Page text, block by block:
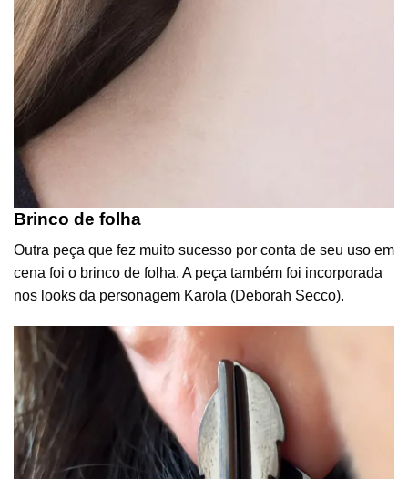
Brinco de folha
Outra peça que fez muito sucesso por conta de seu uso em
cena foi o brinco de folha. A peça também foi incorporada
nos looks da personagem Karola (Deborah Secco).